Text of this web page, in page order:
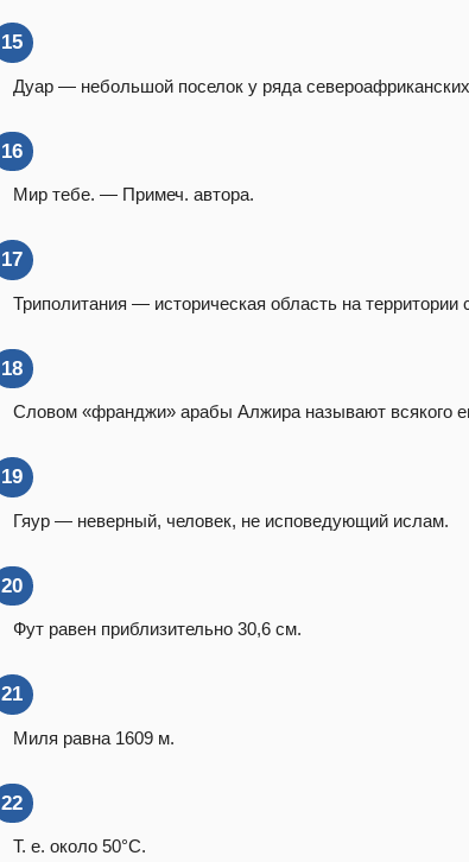
15
Дуар — небольшой поселок у ряда
16
Мир тебе. — Примеч. автора.
17
Триполитания — историческая область на территории
18
Словом «франджи» арабы Алжира называют всякого
19
Гяур — неверный, человек, не исповедующий ислам.
20
Фут равен приблизительно 30,6 см.
21
Миля равна 1609 м.
22
Т. е. около 50°С.